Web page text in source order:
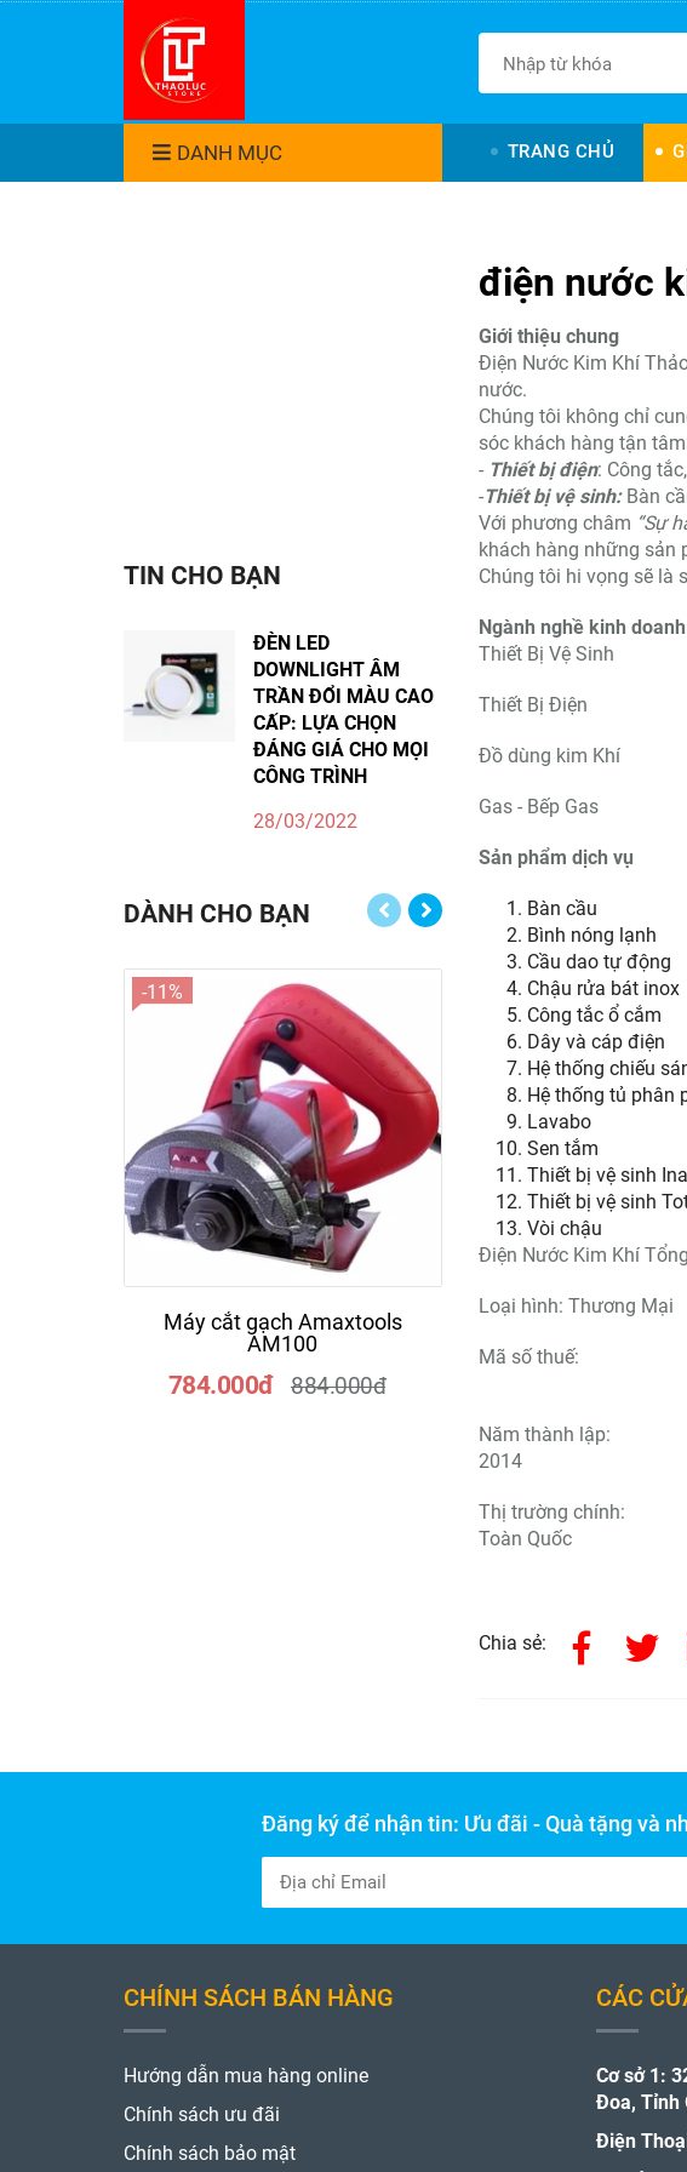
DANH MỤC TRANG CHỦ
điện nước
Giới thiệu chung
Điện Nước Kim Khí
nước.
Chúng tôi không chỉ
sóc khách hàng tận
- Thiết bị điện: Công
-Thiết bị vệ sinh:Bàn
Với phương châm “Sự
khách hàng những sản
Chúng tôi hi vọng sẽ là
Ngành nghề kinh doanh
Thiết Bị Vệ Sinh
Thiết Bị Điện
Đồ dùng kim Khí
Gas - Bếp Gas
Sản phẩm dịch vụ
Bàn cầu
Bình nóng lạnh
Cầu dao tự động
Chậu rửa bát inox
Công tắc ổ cắm
Dây và cáp điện
Hệ thống chiếu
Hệ thống tủ phân
Lavabo
Sen tắm
Thiết bị vệ sinh
Thiết bị vệ sinh
Vòi chậu
Điện Nước Kim Khí
Loại hình: Thương Mại
Mã số thuế:
Năm thành lập:
2014
Thị trường chính:
Toàn Quốc
Chia sẻ:
TIN CHO BẠN
ĐÈN LED
DOWNLIGHT ÂM
TRẦN ĐỔI MÀU CAO
CẤP: LỰA CHỌN
ĐÁNG GIÁ CHO MỌI
CÔNG TRÌNH
28/03/2022
DÀNH CHO BẠN
-11%
Máy cắt gạch Amaxtools
AM100
784.000đ 884.000đ
-17%
Máy khoan điện
Đăng ký để nhận tin: Ưu đãi - Quà tặng và
CHÍNH SÁCH BÁN HÀNG
Hướng dẫn mua hàng online
Chính sách ưu đãi
Chính sách bảo mật
CÁC
Cơ sở 1:
Đoa, Tỉnh
Điện